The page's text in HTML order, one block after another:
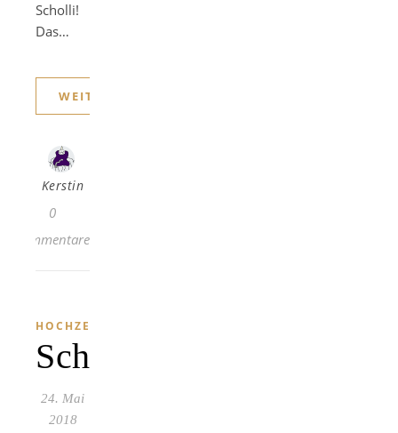
Scholli!
Das…
WEITERLESEN
Kerstin
0
Kommentare
HOCHZEIT
Schön
24. Mai
2018